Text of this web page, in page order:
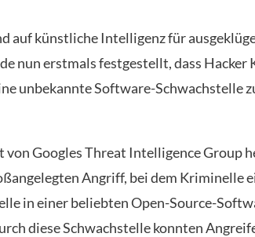
auf künstliche Intelligenz für
nun erstmals festgestellt, dass Hacker
unbekannte Software-Schwachstelle
von Googles Threat Intelligence Group
Angriff, bei dem Kriminelle
in einer beliebten Open-Source-
diese Schwachstelle konnten